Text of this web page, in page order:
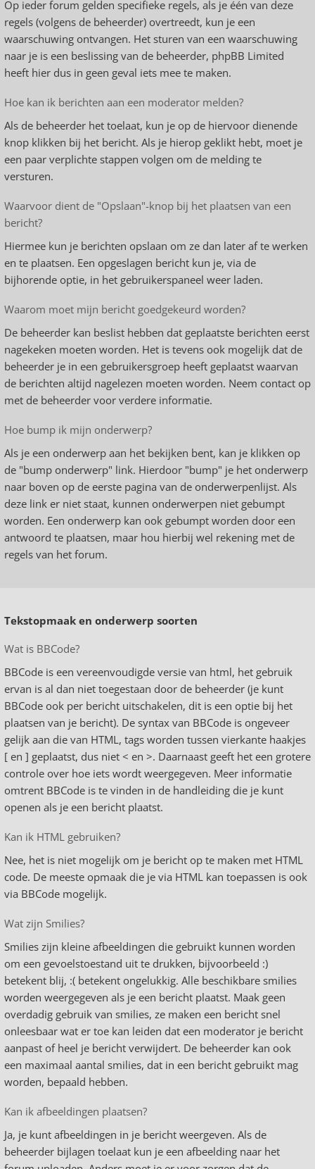
Op ieder forum gelden specifieke regels, als je één van deze
regels (volgens de beheerder) overtreedt, kun je een
waarschuwing ontvangen. Het sturen van een waarschuwing
naar je is een beslissing van de beheerder, phpBB Limited
heeft hier dus in geen geval iets mee te maken.
Hoe kan ik berichten aan een moderator melden?
Als de beheerder het toelaat, kun je op de hiervoor dienende
knop klikken bij het bericht. Als je hierop geklikt hebt, moet je
een paar verplichte stappen volgen om de melding te
versturen.
Waarvoor dient de "Opslaan"-knop bij het plaatsen van een
bericht?
Hiermee kun je berichten opslaan om ze dan later af te werken
en te plaatsen. Een opgeslagen bericht kun je, via de
bijhorende optie, in het gebruikerspaneel weer laden.
Waarom moet mijn bericht goedgekeurd worden?
De beheerder kan beslist hebben dat geplaatste berichten eerst
nagekeken moeten worden. Het is tevens ook mogelijk dat de
beheerder je in een gebruikersgroep heeft geplaatst waarvan
de berichten altijd nagelezen moeten worden. Neem contact op
met de beheerder voor verdere informatie.
Hoe bump ik mijn onderwerp?
Als je een onderwerp aan het bekijken bent, kan je klikken op
de "bump onderwerp" link. Hierdoor "bump" je het onderwerp
naar boven op de eerste pagina van de onderwerpenlijst. Als
deze link er niet staat, kunnen onderwerpen niet gebumpt
worden. Een onderwerp kan ook gebumpt worden door een
antwoord te plaatsen, maar hou hierbij wel rekening met de
regels van het forum.
Tekstopmaak en onderwerp soorten
Wat is BBCode?
BBCode is een vereenvoudigde versie van html, het gebruik
ervan is al dan niet toegestaan door de beheerder (je kunt
BBCode ook per bericht uitschakelen, dit is een optie bij het
plaatsen van je bericht). De syntax van BBCode is ongeveer
gelijk aan die van HTML, tags worden tussen vierkante haakjes
[ en ] geplaatst, dus niet < en >. Daarnaast geeft het een grotere
controle over hoe iets wordt weergegeven. Meer informatie
omtrent BBCode is te vinden in de handleiding die je kunt
openen als je een bericht plaatst.
Kan ik HTML gebruiken?
Nee, het is niet mogelijk om je bericht op te maken met HTML
code. De meeste opmaak die je via HTML kan toepassen is ook
via BBCode mogelijk.
Wat zijn Smilies?
Smilies zijn kleine afbeeldingen die gebruikt kunnen worden
om een gevoelstoestand uit te drukken, bijvoorbeeld :)
betekent blij, :( betekent ongelukkig. Alle beschikbare smilies
worden weergegeven als je een bericht plaatst. Maak geen
overdadig gebruik van smilies, ze maken een bericht snel
onleesbaar wat er toe kan leiden dat een moderator je bericht
aanpast of heel je bericht verwijdert. De beheerder kan ook
een maximaal aantal smilies, dat in een bericht gebruikt mag
worden, bepaald hebben.
Kan ik afbeeldingen plaatsen?
Ja, je kunt afbeeldingen in je bericht weergeven. Als de
beheerder bijlagen toelaat kun je een afbeelding naar het